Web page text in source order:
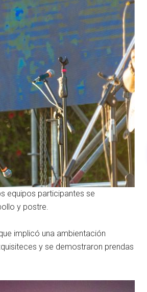
equipos participantes se
y postre.
implicó una ambientación
y se demostraron prendas